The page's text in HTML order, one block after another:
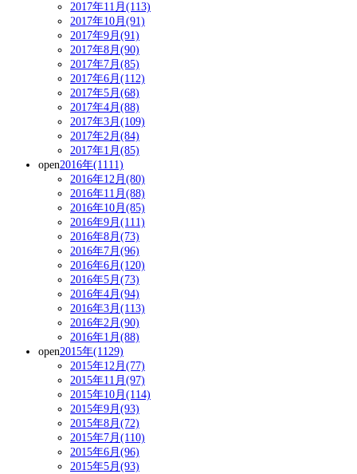
2017年11月(113)
2017年10月(91)
2017年9月(91)
2017年8月(90)
2017年7月(85)
2017年6月(112)
2017年5月(68)
2017年4月(88)
2017年3月(109)
2017年2月(84)
2017年1月(85)
open2016年(1111)
2016年12月(80)
2016年11月(88)
2016年10月(85)
2016年9月(111)
2016年8月(73)
2016年7月(96)
2016年6月(120)
2016年5月(73)
2016年4月(94)
2016年3月(113)
2016年2月(90)
2016年1月(88)
open2015年(1129)
2015年12月(77)
2015年11月(97)
2015年10月(114)
2015年9月(93)
2015年8月(72)
2015年7月(110)
2015年6月(96)
2015年5月(93)